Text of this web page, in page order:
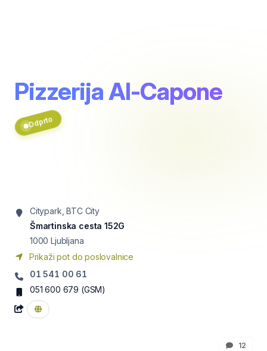
Pizzerija Al-Capone
Odprto
Citypark, BTC City
Šmartinska cesta 152G
1000 Ljubljana
Prikaži pot do poslovalnice
01 541 00 61
051 600 679 (GSM)
12